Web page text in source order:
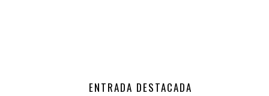
ENTRADA DESTACADA